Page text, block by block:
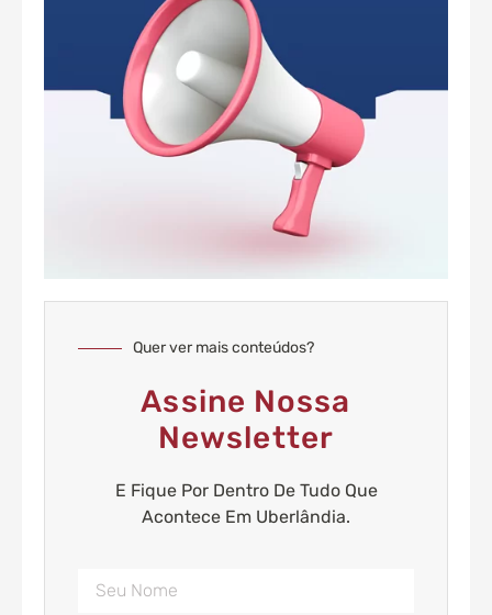
Quer ver mais conteúdos?
Assine Nossa
Newsletter
E Fique Por Dentro De Tudo Que
Acontece Em Uberlândia.